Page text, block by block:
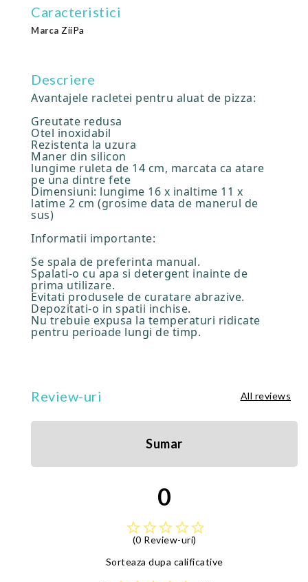
Caracteristici
Marca ZiiPa
Descriere
Avantajele racletei pentru aluat de pizza:
Greutate redusa
Otel inoxidabil
Rezistenta la uzura
Maner din silicon
lungime ruleta de 14 cm, marcata ca atare
pe una dintre fete
Dimensiuni: lungime 16 x inaltime 11 x
latime 2 cm (grosime data de manerul de
sus)
Informatii importante:
Se spala de preferinta manual.
Spalati-o cu apa si detergent inainte de
prima utilizare.
Evitati produsele de curatare abrazive.
Depozitati-o in spatii inchise.
Nu trebuie expusa la temperaturi ridicate
pentru perioade lungi de timp.
Review-uri All reviews
Sumar
0
star_borderstar_borderstar_borderstar_borderstar_border
(0 Review-uri)
Sorteaza dupa calificative